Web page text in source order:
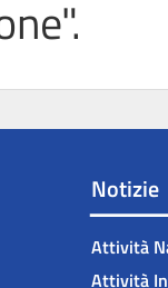
Notizie
Attività
Attività